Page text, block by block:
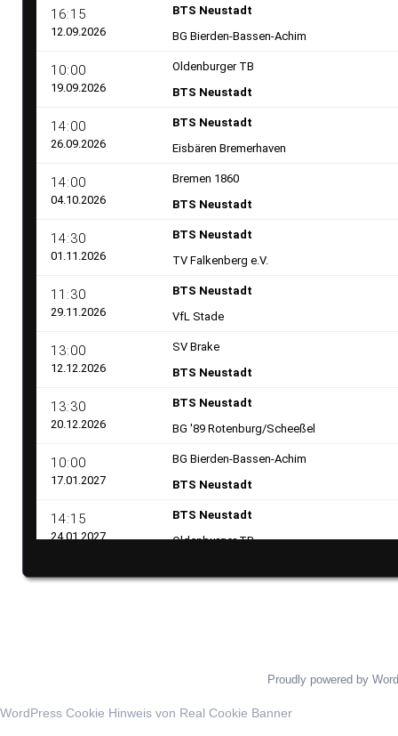
Proudly powered by
WordPress Cookie Hinweis von Real Cookie Banner